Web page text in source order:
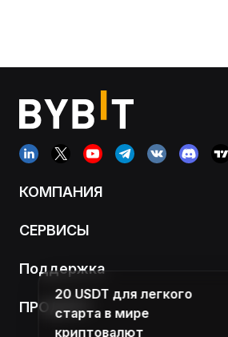
КОМПАНИЯ
СЕРВИСЫ
Поддержка
ПРОДУКТ
20 USDT для легкого
старта в мире
криптовалют